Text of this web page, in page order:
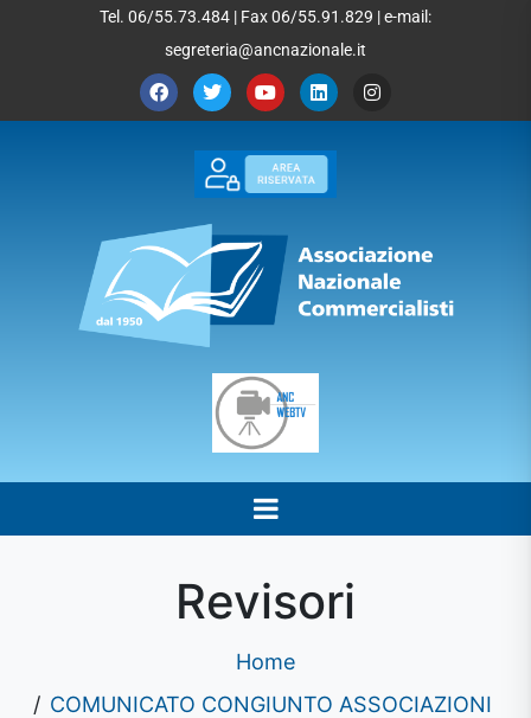
Tel. 06/55.73.484 | Fax 06/55.91.829 | e-mail:
segreteria@ancnazionale.it
Revisori
Home
COMUNICATO CONGIUNTO ASSOCIAZIONI